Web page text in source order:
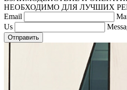
НЕОБХОДИМО ДЛЯ ЛУЧШИХ
Email
Us
Отправить